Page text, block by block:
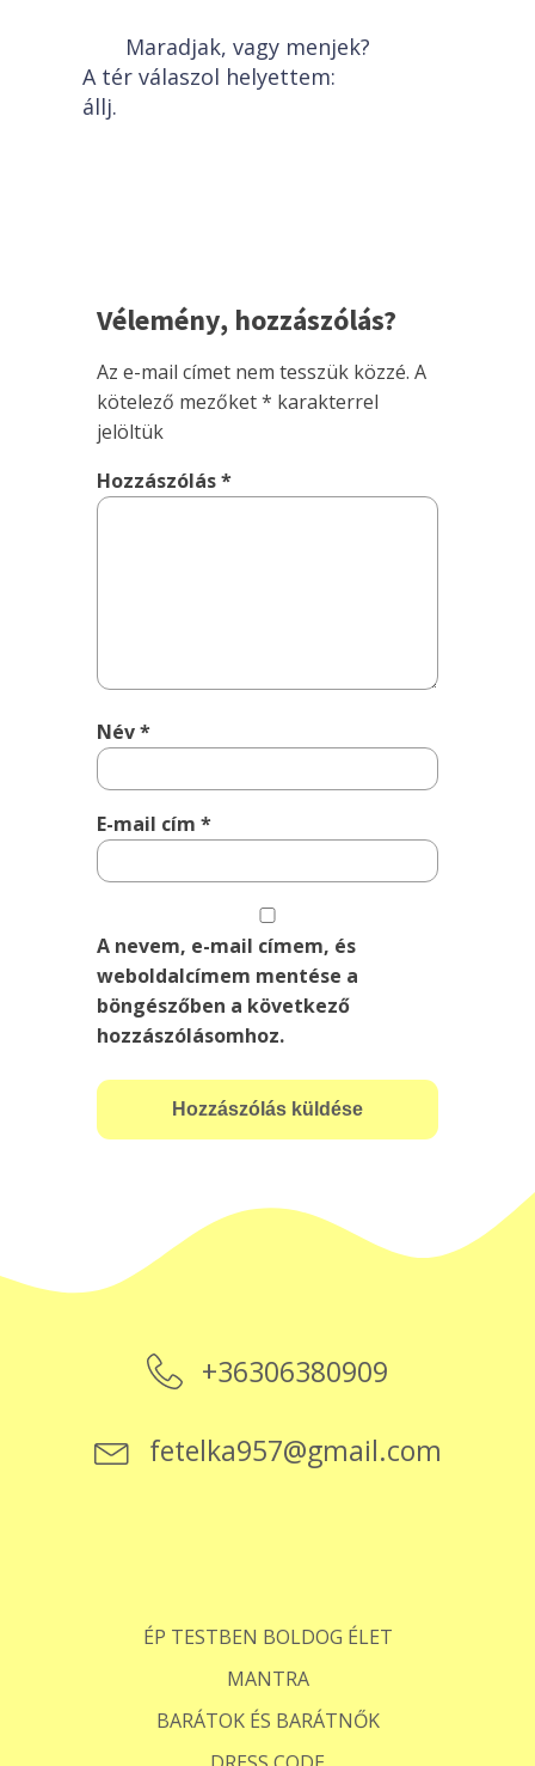
Maradjak, vagy menjek?
A tér válaszol helyettem:
állj.
Vélemény, hozzászólás?
Az e-mail címet nem tesszük közzé. A
kötelező mezőket* karakterrel
jelöltük
Hozzászólás*
Név*
E-mail cím*
A nevem, e-mail címem, és
weboldalcímem mentése a
böngészőben a következő
hozzászólásomhoz.
+36306380909
fetelka957@gmail.com
ÉP TESTBEN BOLDOG ÉLET
MANTRA
BARÁTOK ÉS BARÁTNŐK